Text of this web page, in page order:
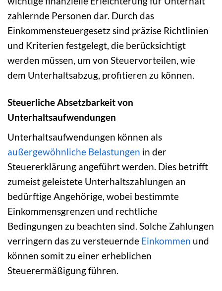
zahlernde Personen dar. Durch das
Einkommensteuergesetz sind präzise Richtlinien
und Kriterien festgelegt, die berücksichtigt
werden müssen, um von Steuervorteilen, wie
dem Unterhaltsabzug, profitieren zu können.
Steuerliche Absetzbarkeit von
Unterhaltsaufwendungen
Unterhaltsaufwendungen können als
außergewöhnliche Belastungen in der
Steuererklärung angeführt werden. Dies betrifft
zumeist geleistete Unterhaltszahlungen an
bedürftige Angehörige, wobei bestimmte
Einkommensgrenzen und rechtliche
Bedingungen zu beachten sind. Solche Zahlungen
verringern das zu versteuernde Einkommen und
können somit zu einer erheblichen
Steuerermäßigung führen.